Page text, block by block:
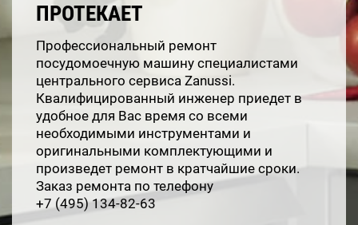
ПРОТЕКАЕТ
Профессиональный ремонт
посудомоечную машину специалистами
центрального сервиса Zanussi.
Квалифицированный инженер приедет в
удобное для Вас время со всеми
необходимыми инструментами и
оригинальными комплектующими и
произведет ремонт в кратчайшие сроки.
Заказ ремонта по телефону
+7 (495) 134-82-63